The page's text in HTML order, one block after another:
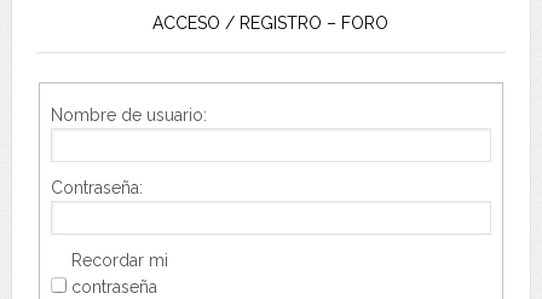
ACCESO / REGISTRO – FORO
Nombre de usuario:
Contraseña:
Recordar mi
contraseña